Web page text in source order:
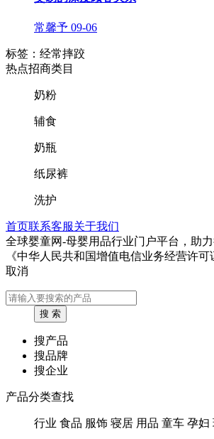
常馨予 09-06
标签：经常摔跤
热点招商类目
奶粉
辅食
奶瓶
纸尿裤
洗护
首页联系客服关于我们
全球婴童网-母婴用品行业门户平台，助
《中华人民共和国增值电信业务经营许可
取消
搜产品
搜品牌
搜企业
产品分类查找
行业 食品 服饰 寝居 用品 童车 孕妇